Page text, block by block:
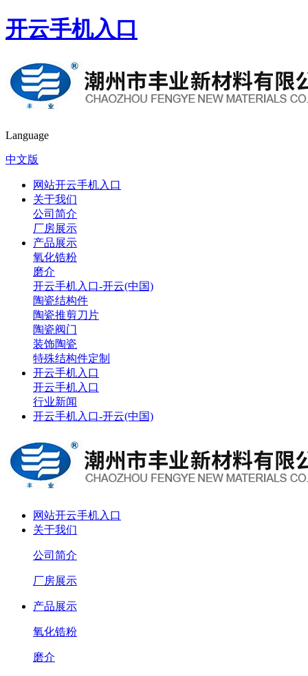
开云手机入口
Language
中文版
网站开云手机入口
关于我们
公司简介
厂房展示
产品展示
氧化锆粉
磨介
开云手机入口-开云(中国)
陶瓷结构件
陶瓷推剪刀片
陶瓷阀门
装饰陶瓷
特殊结构件定制
开云手机入口
开云手机入口
行业新闻
开云手机入口-开云(中国)
网站开云手机入口
关于我们
公司简介
厂房展示
产品展示
氧化锆粉
磨介